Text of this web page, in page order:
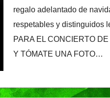
regalo adelantado de
respetables y distinguidos
PARA EL CONCIERTO
Y TÓMATE UNA FOTO…